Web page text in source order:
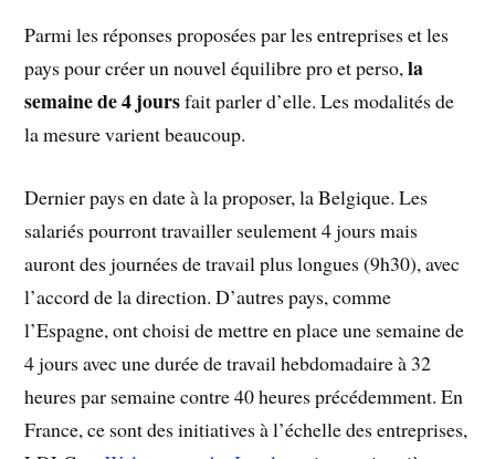
Parmi les réponses proposées par les entreprises et les
pays pour créer un nouvel équilibre pro et perso,la
semaine de 4 joursfait parler d’elle. Les modalités de
la mesure varient beaucoup.
Dernier pays en date à la proposer, la Belgique. Les
salariés pourront travailler seulement 4 jours mais
auront des journées de travail plus longues (9h30), avec
l’accord de la direction. D’autres pays, comme
l’Espagne, ont choisi de mettre en place une semaine de
4 jours avec une durée de travail hebdomadaire à 32
heures par semaine contre 40 heures précédemment. En
France, ce sont des initiatives à l’échelle des entreprises,